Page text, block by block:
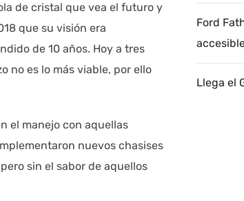
de cristal que vea el futuro y
que su visión era
de 10 años. Hoy a tres
no es lo más viable, por ello
el manejo con aquellas
nuevos chasises
sin el sabor de aquellos
Ford
Llega el